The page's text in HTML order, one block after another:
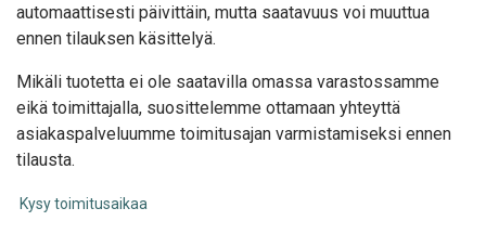
automaattisesti päivittäin, mutta saatavuus voi muuttua
ennen tilauksen käsittelyä.
Mikäli tuotetta ei ole saatavilla omassa varastossamme
eikä toimittajalla, suosittelemme ottamaan yhteyttä
asiakaspalveluumme toimitusajan varmistamiseksi ennen
tilausta.
Kysy toimitusaikaa